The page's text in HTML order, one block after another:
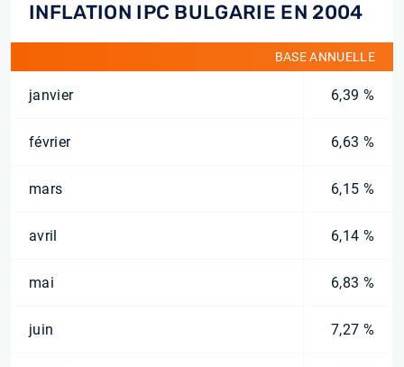
INFLATION IPC BULGARIE EN 2004
BASE ANNUELLE
janvier 6,39 %
février 6,63 %
mars 6,15 %
avril 6,14 %
mai 6,83 %
juin 7,27 %